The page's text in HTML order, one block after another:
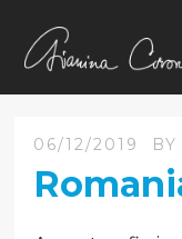
06/12/2019 BY